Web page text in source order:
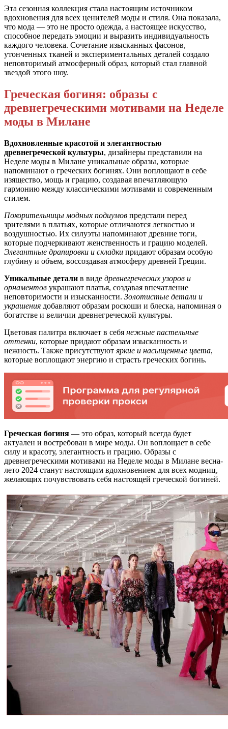
Эта сезонная коллекция стала настоящим источником
вдохновения для всех ценителей моды и стиля. Она показала,
что мода — это не просто одежда, а настоящее искусство,
способное передать эмоции и выразить индивидуальность
каждого человека. Сочетание изысканных фасонов,
утонченных тканей и экспериментальных деталей создало
неповторимый атмосферный образ, который стал главной
звездой этого шоу.
Греческая богиня: образы с
древнегреческими мотивами на Неделе
моды в Милане
Вдохновленные красотой и элегантностью
древнегреческой культуры, дизайнеры представили на
Неделе моды в Милане уникальные образы, которые
напоминают о греческих богинях. Они воплощают в себе
изящество, мощь и грацию, создавая впечатляющую
гармонию между классическими мотивами и современным
стилем.
Покорительницы модных подиумов предстали перед
зрителями в платьях, которые отличаются легкостью и
воздушностью. Их силуэты напоминают древние тоги,
которые подчеркивают женственность и грацию моделей.
Элегантные драпировки и складки придают образам особую
глубину и объем, воссоздавая атмосферу древней Греции.
Уникальные детали в виде древнегреческих узоров и
орнаментов украшают платья, создавая впечатление
неповторимости и изысканности. Золотистые детали и
украшения добавляют образам роскоши и блеска, напоминая о
богатстве и величии древнегреческой культуры.
Цветовая палитра включает в себя нежные пастельные
оттенки, которые придают образам изысканность и
нежность. Также присутствуют яркие и насыщенные цвета,
которые воплощают энергию и страсть греческих богинь.
Греческая богиня — это образ, который всегда будет
актуален и востребован в мире моды. Он воплощает в себе
силу и красоту, элегантность и грацию. Образы с
древнегреческими мотивами на Неделе моды в Милане весна-
лето 2024 станут настоящим вдохновением для всех модниц,
желающих почувствовать себя настоящей греческой богиней.